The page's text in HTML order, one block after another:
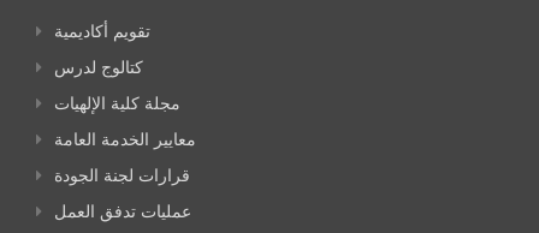
تقويم أكاديمية
كتالوج لدرس
مجلة كلية الإلهيات
معايير الخدمة العامة
قرارات لجنة الجودة
عمليات تدفق العمل